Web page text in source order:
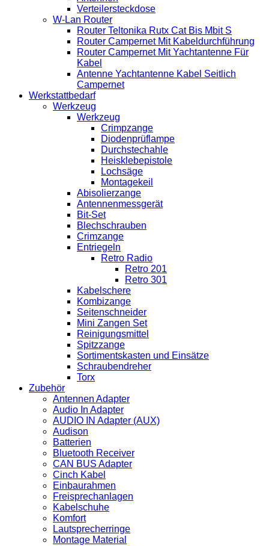
Verteilersteckdose
W-Lan Router
Router Teltonika Rutx Cat Bis Mbit S
Router Campernet Mit Kabeldurchführung
Router Campernet Mit Yachtantenne Für
Kabel
Antenne Yachtantenne Kabel Seitlich
Campernet
Werkstattbedarf
Werkzeug
Werkzeug
Crimpzange
Diodenprüflampe
Durchstechahle
Heisklebepistole
Lochsäge
Montagekeil
Abisolierzange
Antennenmessgerät
Bit-Set
Blechschrauben
Crimzange
Entriegeln
Retro Radio
Retro 201
Retro 301
Kabelschere
Kombizange
Seitenschneider
Mini Zangen Set
Reinigungsmittel
Spitzzange
Sortimentskasten und Einsätze
Schraubendreher
Torx
Zubehör
Antennen Adapter
Audio In Adapter
AUDIO IN Adapter (AUX)
Audison
Batterien
Bluetooth Receiver
CAN BUS Adapter
Cinch Kabel
Einbaurahmen
Freisprechanlagen
Kabelschuhe
Komfort
Lautsprecherringe
Montage Material